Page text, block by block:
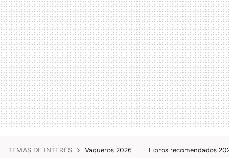
TEMAS DE INTERÉS Vaqueros 2026 Libros recomendados